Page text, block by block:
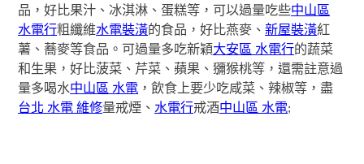
品，好比果汁、冰淇淋、蛋糕等，可以過量吃些中山區
水電行粗纖維水電裝潢的食品，好比燕麥、新屋裝潢紅
薯、蕎麥等食品。可過量多吃新穎大安區 水電行的蔬菜
和生果，好比菠菜、芹菜、蘋果、獼猴桃等，還需註意過
量多喝水中山區 水電 ，飲食上要少吃咸菜、辣椒等，盡
台北 水電 維修量戒煙、水電行戒酒中山區 水電;